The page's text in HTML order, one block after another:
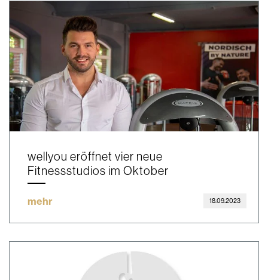
wellyou eröffnet vier neue
Fitnessstudios im Oktober
mehr 18.09.2023